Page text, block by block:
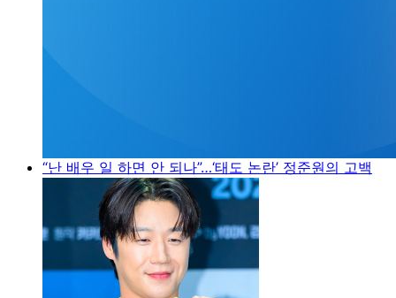
“난 배우 일 하면 안 되나”…‘태도 논란’ 정준원의 고백